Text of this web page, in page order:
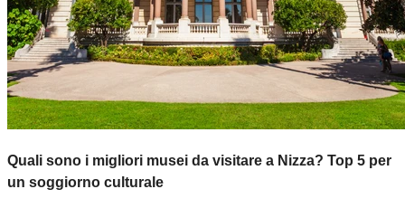
Quali sono i migliori musei da visitare a Nizza? Top 5 per
un soggiorno culturale